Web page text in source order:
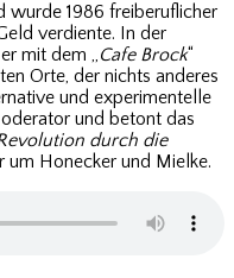
wurde 1986 freiberuflicher
verdiente. In der
mit dem „Cafe Brock“
Orte, der nichts anderes
und experimentelle
und betont das
durch die
um Honecker und Mielke.